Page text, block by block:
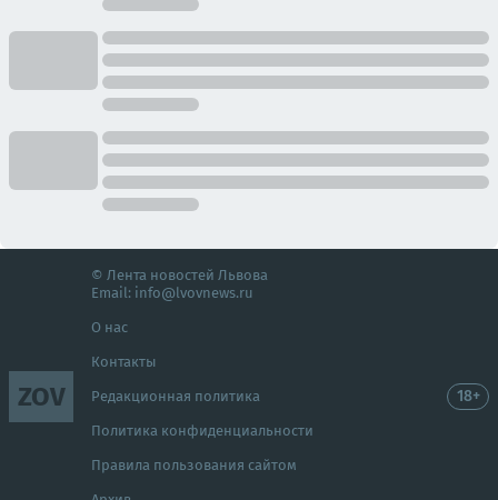
ZOV
© Лента новостей Львова
Email: info@lvovnews.ru
О нас
Контакты
Редакционная политика
Политика конфиденциальности
Правила пользования сайтом
18+